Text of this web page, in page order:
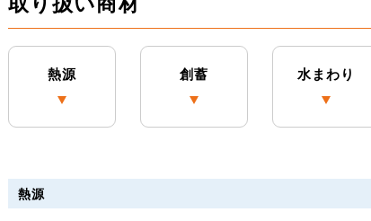
熱源 創蓄 水まわり
熱源